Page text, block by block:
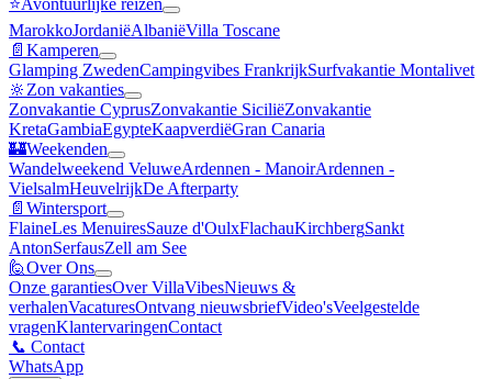
⭐️Avontuurlijke reizen
MarokkoJordaniëAlbaniëVilla Toscane
📄 Kamperen
Glamping ZwedenCampingvibes FrankrijkSurfvakantie Montalivet
🔆 Zon vakanties
Zonvakantie CyprusZonvakantie SiciliëZonvakantie
KretaGambiaEgypteKaapverdiëGran Canaria
🏰Weekenden
Wandelweekend VeluweArdennen - ManoirArdennen -
VielsalmHeuvelrijkDe Afterparty
📄 Wintersport
FlaineLes MenuiresSauze d'OulxFlachauKirchbergSankt
AntonSerfausZell am See
🙋Over Ons
Onze garantiesOver VillaVibesNieuws &
verhalenVacaturesOntvang nieuwsbriefVideo'sVeelgestelde
vragenKlantervaringenContact
📞 Contact
WhatsApp